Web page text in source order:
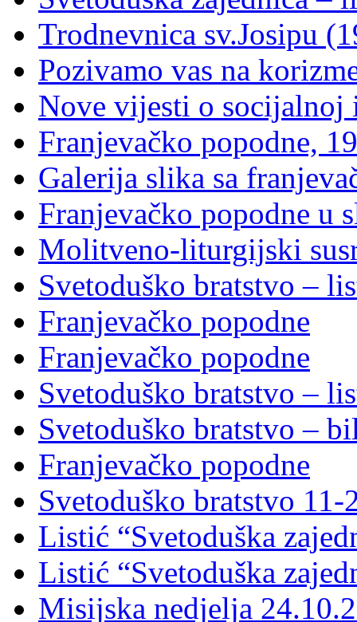
Trodnevnica sv.Josipu
Pozivamo vas na
Nove vijesti o
Franjevačko popodne,
Galerija slika sa
Franjevačko popodne u
Molitveno-liturgijski
Svetoduško bratstvo –
Franjevačko popodne
Franjevačko popodne
Svetoduško bratstvo –
Svetoduško bratstvo –
Franjevačko popodne
Svetoduško bratstvo 11-
Listić “Svetoduška
Listić “Svetoduška
Misijska nedjelja